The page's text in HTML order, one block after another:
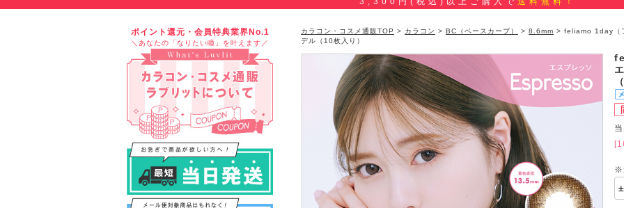
ポイント還元・会員特典業界No.1
＼あなたの「なりたい瞳」を叶えます／
カラコン・コスメ通販TOP > カラコン > BC（ベースカーブ） > 8.6mm > feliamo 1day（
デル（10枚入り）